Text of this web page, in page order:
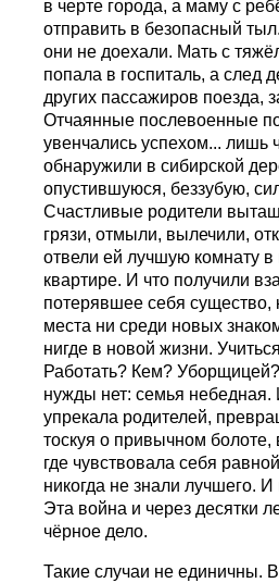
в черте города, а маму с
отправить в безопасный
они не доехали. Мать с
попала в госпиталь, а след
других пассажиров поезда,
Отчаянные послевоенные
увенчались успехом... лишь
обнаружили в сибирской
опустившуюся, беззубую,
Счастливые родители
грязи, отмыли, вылечили,
отвели ей лучшую комнату в
квартире. И что получили
потерявшее себя существо,
места ни среди новых
нигде в новой жизни.
Работать? Кем?
нужды нет: семья небедная.
упрекала родителей,
тоскуя о привычном болоте,
где чувствовала себя
никогда не знали лучшего. И
Эта война и через десятки
чёрное дело.
Такие случаи не единичны.